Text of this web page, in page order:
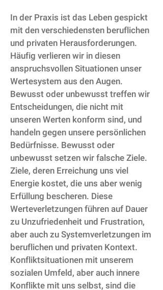
In der Praxis ist das Leben gespickt
mit den verschiedensten beruflichen
und privaten Herausforderungen.
Häufig verlieren wir in diesen
anspruchsvollen Situationen unser
Wertesystem aus den Augen.
Bewusst oder unbewusst treffen wir
Entscheidungen, die nicht mit
unseren Werten konform sind, und
handeln gegen unsere persönlichen
Bedürfnisse. Bewusst oder
unbewusst setzen wir falsche Ziele.
Ziele, deren Erreichung uns viel
Energie kostet, die uns aber wenig
Erfüllung bescheren. Diese
Werteverletzungen führen auf Dauer
zu Unzufriedenheit und Frustration,
aber auch zu Systemverletzungen im
beruflichen und privaten Kontext.
Konfliktsituationen mit unserem
sozialen Umfeld, aber auch innere
Konflikte mit uns selbst, sind die